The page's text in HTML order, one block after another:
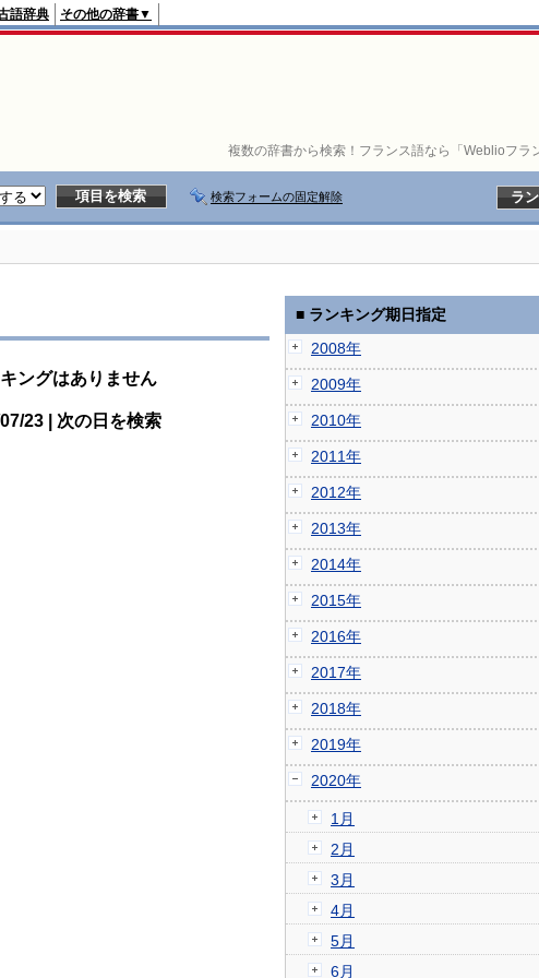
複数の辞書から検索！フランス語なら「Weblioフラ
語辞典 その他の辞書▼
検索フォームの固定解除
ングはありません
23 | 次の日を検索
■ ランキング期日指定
2008年
2009年
2010年
2011年
2012年
2013年
2014年
2015年
2016年
2017年
2018年
2019年
2020年
1月
2月
3月
4月
5月
6月